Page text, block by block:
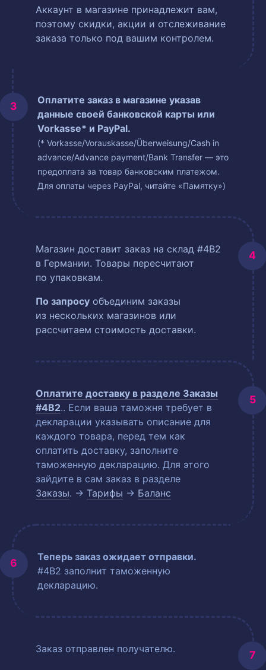
Аккаунт в магазине принадлежит вам,
поэтому скидки, акции и отслеживание
заказа только под вашим контролем.
Оплатите заказ в магазине указав
данные своей банковской карты или
Vorkasse* и PayPal.
(* Vorkasse/Vorauskasse/Überweisung/Cash in
advance/Advance payment/Bank Transfer — это
предоплата за товар банковским платежом.
Для оплаты через PayPal, читайте «Памятку»)
Магазин доставит заказ на склад #4B2
в Германии. Товары пересчитают
по упаковкам.
По запросу объединим заказы
из нескольких магазинов или
рассчитаем стоимость доставки.
Оплатите доставку в разделе Заказы
#4B2.. Если ваша таможня требует в
декларации указывать описание для
каждого товара, перед тем как
оплатить доставку, заполните
таможенную декларацию. Для этого
зайдите в сам заказ в разделе
Заказы. → Тарифы → Баланс
Теперь заказ ожидает отправки.
#4B2 заполнит таможенную
декларацию.
Заказ отправлен получателю.